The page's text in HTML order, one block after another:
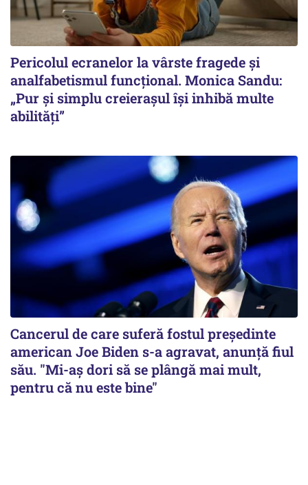
Pericolul ecranelor la vârste fragede și
analfabetismul funcțional. Monica Sandu:
„Pur și simplu creierașul își inhibă multe
abilități”
Cancerul de care suferă fostul preşedinte
american Joe Biden s-a agravat, anunță fiul
său. "Mi-aș dori să se plângă mai mult,
pentru că nu este bine"